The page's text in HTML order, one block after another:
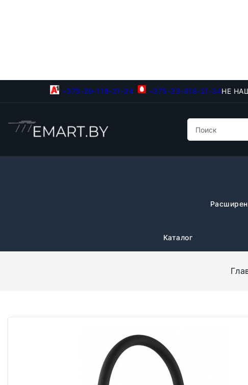
+375-29-118-21-34 +375-33-918-21-34НЕ
Каталог